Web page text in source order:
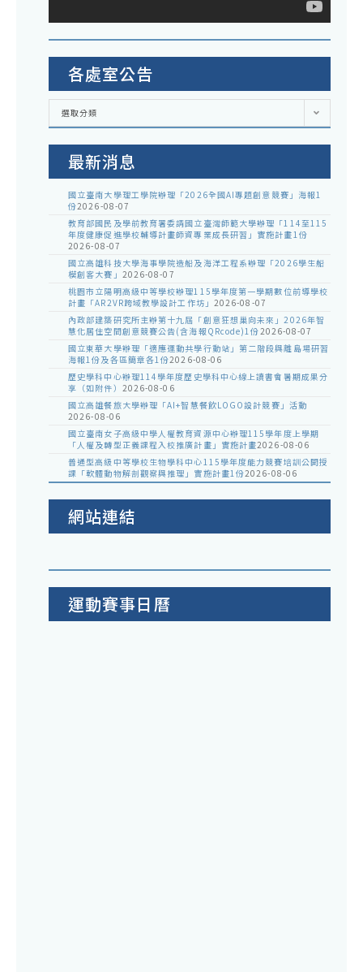
各處室公告
各
室
選取分類
最新消息
國立臺南大學理工學院辦理「2026全國AI專題創意競賽」海報1
份2026-08-07
教育部國民及學前教育署委請國立臺灣師範大學辦理「114至115
年度健康促進學校輔導計畫師資專業成長研習」實施計畫1份
2026-08-07
國立高雄科技大學海事學院造船及海洋工程系辦理「2026學生船
模創客大賽」 2026-08-07
桃園市立陽明高級中等學校辦理115學年度第一學期數位前導學校
計畫「AR2VR跨域教學設計工作坊」 2026-08-07
內政部建築研究所主辦第十九屆「創意狂想巢向未來」2026年智
慧化居住空間創意競賽公告(含海報QRcode)1份2026-08-07
國立東華大學辦理「適應運動共學行動站」第二階段與離島場研習
海報1份及各區簡章各1份2026-08-06
歷史學科中心辦理114學年度歷史學科中心線上讀書會暑期成果分
享（如附件） 2026-08-06
國立高雄餐旅大學辦理「AI+智慧餐飲LOGO設計競賽」活動
2026-08-06
國立臺南女子高級中學人權教育資源中心辦理115學年度上學期
「人權及轉型正義課程入校推廣計畫」實施計畫2026-08-06
普通型高級中等學校生物學科中心115學年度能力競賽培訓公開授
課「軟體動物解剖觀察與推理」實施計畫1份2026-08-06
網站連結
運動賽事日曆